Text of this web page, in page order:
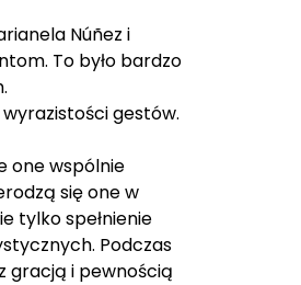
Núñez i
To było bardzo
gestów.
one wspólnie
się one w
tylko spełnienie
Podczas
gracją i pewnością